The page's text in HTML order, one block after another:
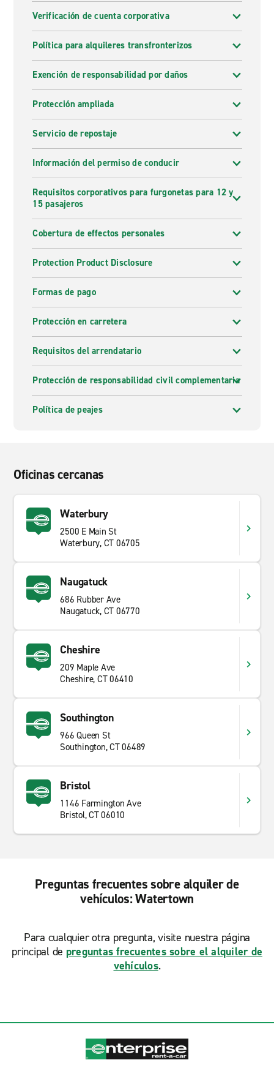
Verificación de cuenta corporativa
Política para alquileres transfronterizos
Exención de responsabilidad por daños
Protección ampliada
Servicio de repostaje
Información del permiso de conducir
Requisitos corporativos para furgonetas para 12 y
15 pasajeros
Cobertura de effectos personales
Protection Product Disclosure
Formas de pago
Protección en carretera
Requisitos del arrendatario
Protección de responsabilidad civil complementaria
Política de peajes
Oficinas cercanas
Waterbury
2500 E Main St
Waterbury, CT 06705
Naugatuck
686 Rubber Ave
Naugatuck, CT 06770
Cheshire
209 Maple Ave
Cheshire, CT 06410
Southington
966 Queen St
Southington, CT 06489
Bristol
1146 Farmington Ave
Bristol, CT 06010
Preguntas frecuentes sobre alquiler de
vehículos: Watertown
Para cualquier otra pregunta, visite nuestra página
principal de preguntas frecuentes sobre el alquiler de
vehículos.